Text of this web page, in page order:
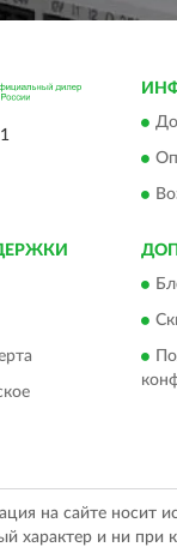
на сайте носит
характер и ни при